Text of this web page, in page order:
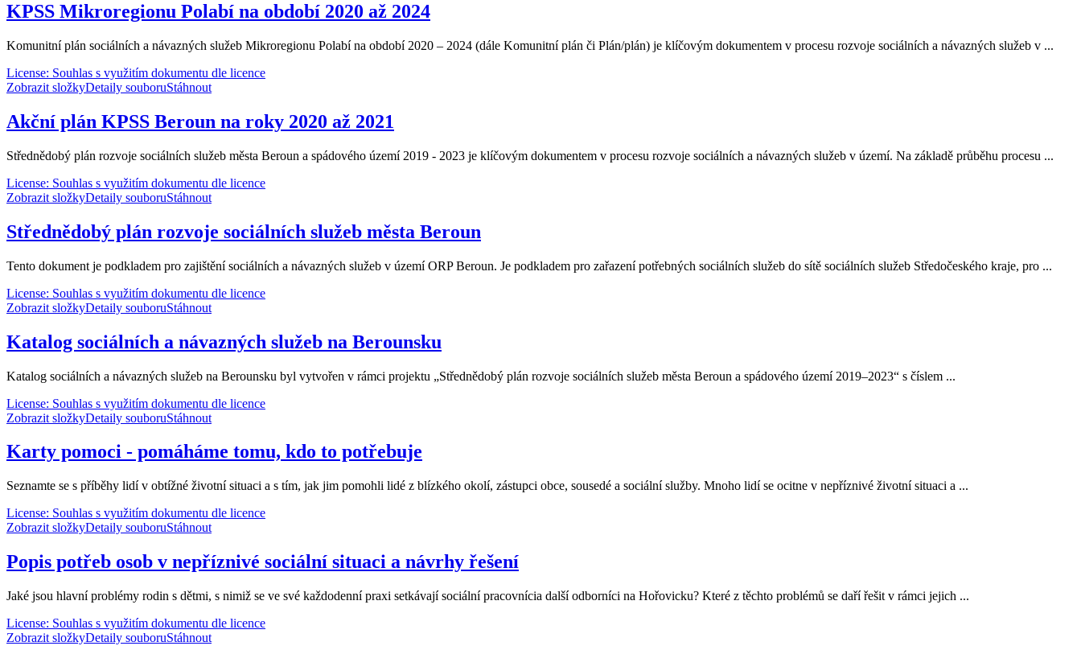
KPSS Mikroregionu Polabí na období 2020 až 2024
Komunitní plán sociálních a návazných služeb Mikroregionu Polabí na období 2020 – 2024 (dále Komunitní plán či Plán/plán) je klíčovým dokumentem v procesu rozvoje sociálních a návazných služeb v ...
License: Souhlas s využitím dokumentu dle licence
Zobrazit složkyDetaily souboruStáhnout
Akční plán KPSS Beroun na roky 2020 až 2021
Střednědobý plán rozvoje sociálních služeb města Beroun a spádového území 2019 - 2023 je klíčovým dokumentem v procesu rozvoje sociálních a návazných služeb v území. Na základě průběhu procesu ...
License: Souhlas s využitím dokumentu dle licence
Zobrazit složkyDetaily souboruStáhnout
Střednědobý plán rozvoje sociálních služeb města Beroun
Tento dokument je podkladem pro zajištění sociálních a návazných služeb v území ORP Beroun. Je podkladem pro zařazení potřebných sociálních služeb do sítě sociálních služeb Středočeského kraje, pro ...
License: Souhlas s využitím dokumentu dle licence
Zobrazit složkyDetaily souboruStáhnout
Katalog sociálních a návazných služeb na Berounsku
Katalog sociálních a návazných služeb na Berounsku byl vytvořen v rámci projektu „Střednědobý plán rozvoje sociálních služeb města Beroun a spádového území 2019–2023“ s číslem ...
License: Souhlas s využitím dokumentu dle licence
Zobrazit složkyDetaily souboruStáhnout
Karty pomoci - pomáháme tomu, kdo to potřebuje
Seznamte se s příběhy lidí v obtížné životní situaci a s tím, jak jim pomohli lidé z blízkého okolí, zástupci obce, sousedé a sociální služby. Mnoho lidí se ocitne v nepříznivé životní situaci a ...
License: Souhlas s využitím dokumentu dle licence
Zobrazit složkyDetaily souboruStáhnout
Popis potřeb osob v nepříznivé sociální situaci a návrhy řešení
Jaké jsou hlavní problémy rodin s dětmi, s nimiž se ve své každodenní praxi setkávají sociální pracovnícia další odborníci na Hořovicku? Které z těchto problémů se daří řešit v rámci jejich ...
License: Souhlas s využitím dokumentu dle licence
Zobrazit složkyDetaily souboruStáhnout